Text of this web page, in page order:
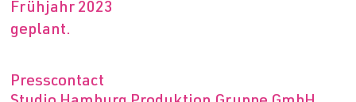
Frühjahr 2023
geplant.
Presscontact